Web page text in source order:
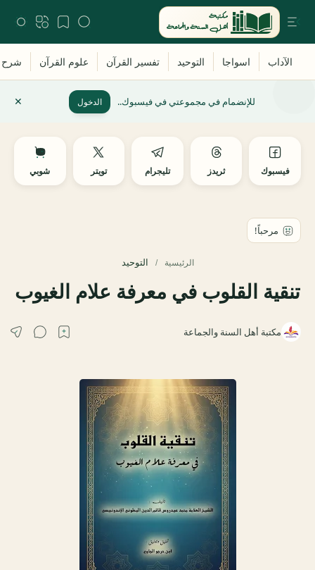
للإنضمام في مجموعتي في فيسبوك.. الدخول
فيسبوك ثريدز تليجرام تويتر شوبي
الرئيسية التوحيد
تنقية القلوب في معرفة علام الغيوب